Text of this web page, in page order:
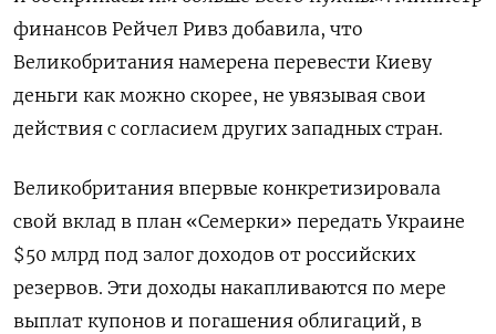
финансов Рейчел Ривз добавила, что
Великобритания намерена перевести Киеву
деньги как можно скорее, не увязывая свои
действия с согласием других западных стран.
Великобритания впервые конкретизировала
свой вклад в план «Семерки» передать Украине
$50 млрд под залог доходов от российских
резервов. Эти доходы накапливаются по мере
выплат купонов и погашения облигаций, в